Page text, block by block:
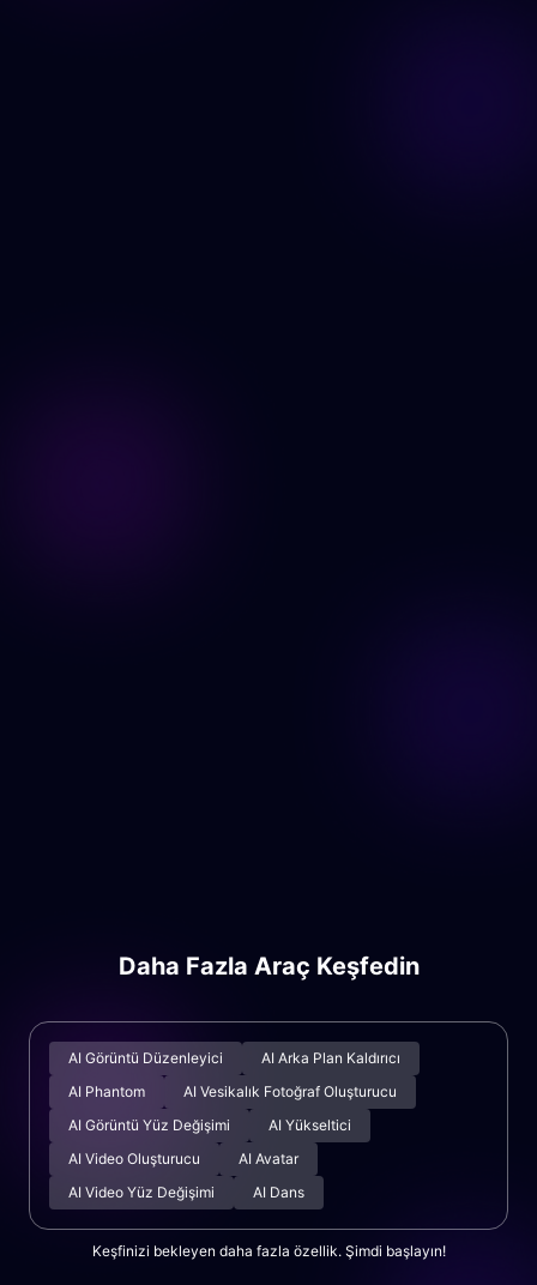
Daha Fazla Araç Keşfedin
AI Görüntü Düzenleyici
AI Arka Plan Kaldırıcı
AI Phantom
AI Vesikalık Fotoğraf Oluşturucu
AI Görüntü Yüz Değişimi
AI Yükseltici
AI Video Oluşturucu
AI Avatar
AI Video Yüz Değişimi
AI Dans
Keşfinizi bekleyen daha fazla özellik. Şimdi başlayın!